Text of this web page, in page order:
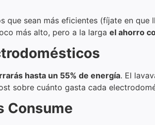
que sean más eficientes (fíjate en que
más alto, pero a la larga el ahorro
hasta un 55% de energía. El
sobre cuánto gasta cada
Consume